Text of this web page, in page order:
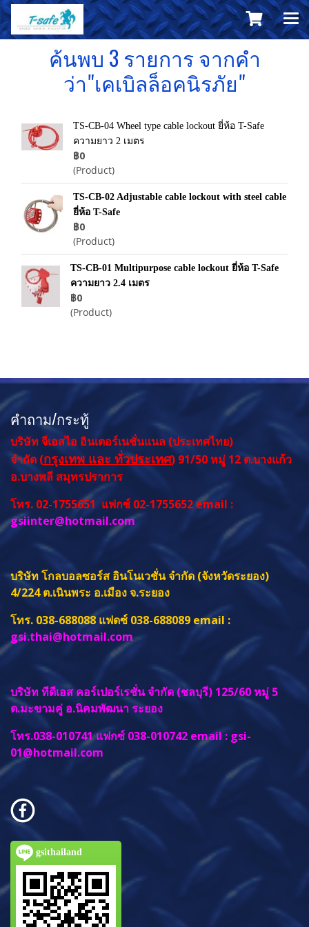
ค้นพบ 3 รายการ จากคำ
ว่า"เคเบิลล็อคนิรภัย"
TS-CB-04 Wheel type cable lockout ยี่ห้อ T-Safe
ความยาว 2 เมตร
฿0
(Product)
TS-CB-02 Adjustable cable lockout with steel cable
ยี่ห้อ T-Safe
฿0
(Product)
TS-CB-01 Multipurpose cable lockout ยี่ห้อ T-Safe
ความยาว 2.4 เมตร
฿0
(Product)
คำถาม/กระทู้
บริษัท จีเอสไอ อินเตอร์เนชั่นแนล (ประเทศไทย)
จำกัด (กรุงเทพ และ ทั่วประเทศ) 91/50 หมู่ 12 ต.บางแก้ว
อ.บางพลี สมุทรปราการ
โทร. 02-1755651 แฟกซ์ 02-1755652 email :
gsiinter@hotmail.com
บริษัท โกลบอลซอร์ส อินโนเวชั่น จำกัด (จังหวัดระยอง)
4/224 ต.เนินพระ อ.เมือง จ.ระยอง
โทร. 038-688088 แฟดซ์ 038-688089 email :
gsi.thai@hotmail.com
บริษัท ทีดีเอส คอร์เปอร์เรชั่น จำกัด (ชลบุรี) 125/60 หมู่ 5
ต.มะขามคู่ อ.นิคมพัฒนา ระยอง
โทร.038-010741 แฟกซ์ 038-010742 email : gsi-
01@hotmail.com
gsithailand